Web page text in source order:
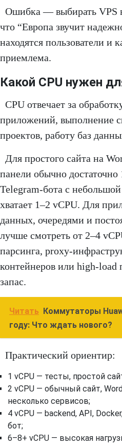
Ошибка — выбирать VPS
что “Европа звучит
находятся пользователи и
приемлема.
Какой CPU нужен
CPU отвечает за
приложений, выполнение
проектов, работу баз
Для простого сайта на
панели обычно
Telegram-бота с
хватает 1–2 vCPU. Для
данных, очередями и
лучше смотреть от 2–4
парсинга, proxy-
контейнеров или high-load
запас.
Читать
Коммутаторы
году: Что ждать нового?
Практический ориентир:
1 vCPU — тесты, простой
2 vCPU — обычный сайт,
несколько сервисов;
4 vCPU — backend, API,
бот;
6–8+ vCPU — высокая